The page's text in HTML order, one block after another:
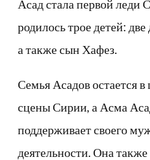
Асад стала первой леди
родилось трое детей:
а также сын Хафез.
Семья Асадов остается
сцены Сирии, а Асма
поддерживает своего
деятельности. Она